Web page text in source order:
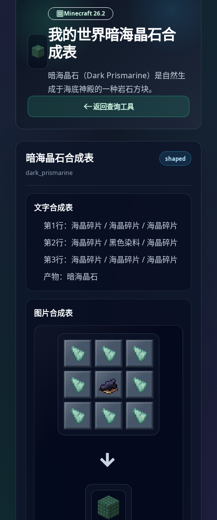
Minecraft 26.2
我的世界暗海晶石合
成表
暗海晶石（Dark Prismarine）是自然生
成于海底神殿的一种岩石方块。
返回查询工具
暗海晶石合成表
dark_prismarine
shaped
文字合成表
第1行：海晶碎片 / 海晶碎片 / 海晶碎片
第2行：海晶碎片 / 黑色染料 / 海晶碎片
第3行：海晶碎片 / 海晶碎片 / 海晶碎片
产物：暗海晶石
图片合成表
→